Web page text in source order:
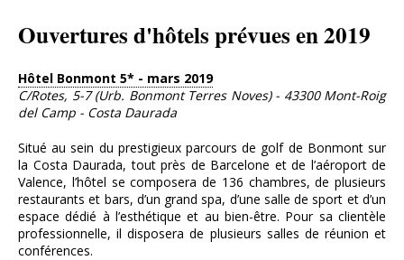
Ouvertures d'hôtels prévues en 2019
Hôtel Bonmont 5* - mars 2019
C/Rotes, 5-7 (Urb. Bonmont Terres Noves) - 43300 Mont-Roig
del Camp - Costa Daurada
Situé au sein du prestigieux parcours de golf de Bonmont sur
la Costa Daurada, tout près de Barcelone et de l’aéroport de
Valence, l’hôtel se composera de 136 chambres, de plusieurs
restaurants et bars, d’un grand spa, d’une salle de sport et d’un
espace dédié à l’esthétique et au bien-être. Pour sa clientèle
professionnelle, il disposera de plusieurs salles de réunion et
conférences.